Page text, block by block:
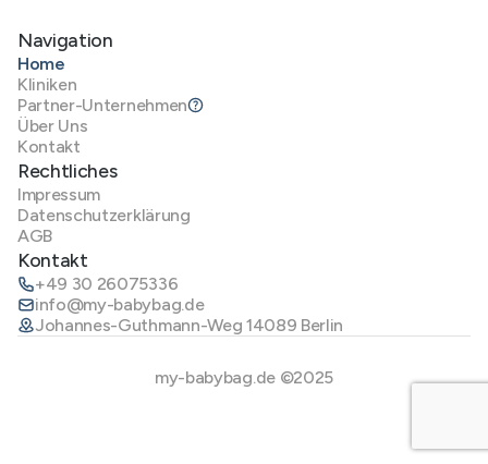
Navigation
Home
Kliniken
Partner-Unternehmen
Über Uns
Kontakt
Rechtliches
Impressum
Datenschutzerklärung
AGB
Kontakt
+49 30 26075336
info@my-babybag.de
Johannes-Guthmann-Weg 14089 Berlin
my-babybag.de ©2025